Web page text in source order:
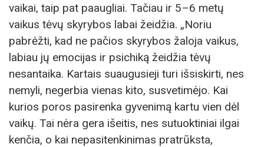
vaikai, taip pat paaugliai. Tačiau ir 5–6 metų
vaikus tėvų skyrybos labai žeidžia. „Noriu
pabrėžti, kad ne pačios skyrybos žaloja vaikus,
labiau jų emocijas ir psichiką žeidžia tėvų
nesantaika. Kartais suaugusieji turi išsiskirti, nes
nemyli, negerbia vienas kito, susvetimėjo. Kai
kurios poros pasirenka gyvenimą kartu vien dėl
vaikų. Tai nėra gera išeitis, nes sutuoktiniai ilgai
kenčia, o kai nepasitenkinimas pratrūksta,